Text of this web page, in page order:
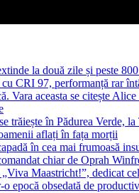
la două zile și peste
CRI 97, performanță rar
Vara aceasta se citește
în Pădurea Verde, la
aflați în fața morții
în cea mai frumoasă
chiar de Oprah
Maastricht!”, dedicat
epocă obsedată de